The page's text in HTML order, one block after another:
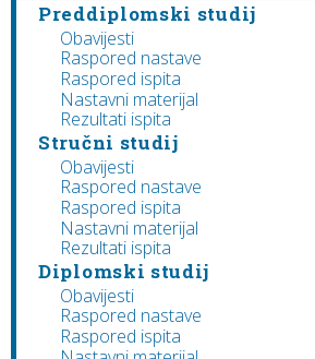
Preddiplomski studij
Obavijesti
Raspored nastave
Raspored ispita
Nastavni materijal
Rezultati ispita
Stručni studij
Obavijesti
Raspored nastave
Raspored ispita
Nastavni materijal
Rezultati ispita
Diplomski studij
Obavijesti
Raspored nastave
Raspored ispita